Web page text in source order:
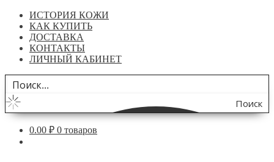
ИСТОРИЯ КОЖИ
КАК КУПИТЬ
ДОСТАВКА
КОНТАКТЫ
ЛИЧНЫЙ КАБИНЕТ
Поиск
по
0.00 ₽ 0 товаров